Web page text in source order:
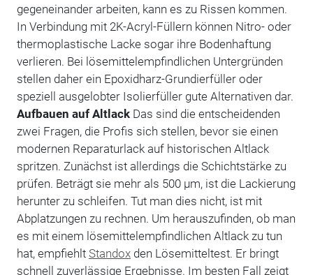
gegeneinander arbeiten, kann es zu Rissen kommen.
In Verbindung mit 2K-Acryl-Füllern können Nitro- oder
thermoplastische Lacke sogar ihre Bodenhaftung
verlieren. Bei lösemittelempfindlichen Untergründen
stellen daher ein Epoxidharz-Grundierfüller oder
speziell ausgelobter Isolierfüller gute Alternativen dar.
Aufbauen auf AltlackDas sind die entscheidenden
zwei Fragen, die Profis sich stellen, bevor sie einen
modernen Reparaturlack auf historischen Altlack
spritzen. Zunächst ist allerdings die Schichtstärke zu
prüfen. Beträgt sie mehr als 500 µm, ist die Lackierung
herunter zu schleifen. Tut man dies nicht, ist mit
Abplatzungen zu rechnen. Um herauszufinden, ob man
es mit einem lösemittelempfindlichen Altlack zu tun
hat, empfiehlt Standoxden Lösemitteltest. Er bringt
schnell zuverlässige Ergebnisse. Im besten Fall zeigt